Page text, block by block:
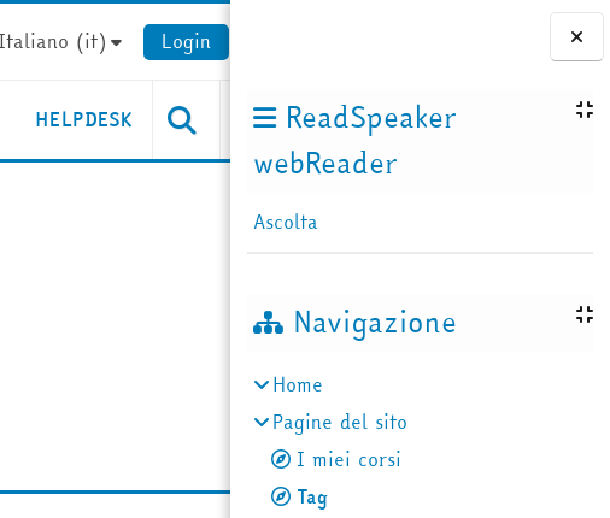
Blocchi
ReadSpeaker
webReader
Ascolta
Navigazione
Home
Pagine del sito
I miei corsi
Tag
Italiano ‎(it)‎ Login
HELPDESK